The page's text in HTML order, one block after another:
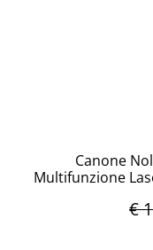
Canone
Multifunzione
€